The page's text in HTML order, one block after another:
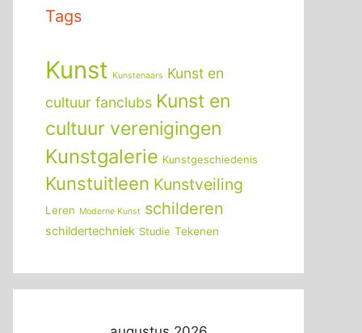
Tags
Kunst Kunstenaars Kunst en
cultuur fanclubs Kunst en
cultuur verenigingen
Kunstgalerie Kunstgeschiedenis
Kunstuitleen Kunstveiling
Leren Moderne Kunst schilderen
schildertechniek Studie Tekenen